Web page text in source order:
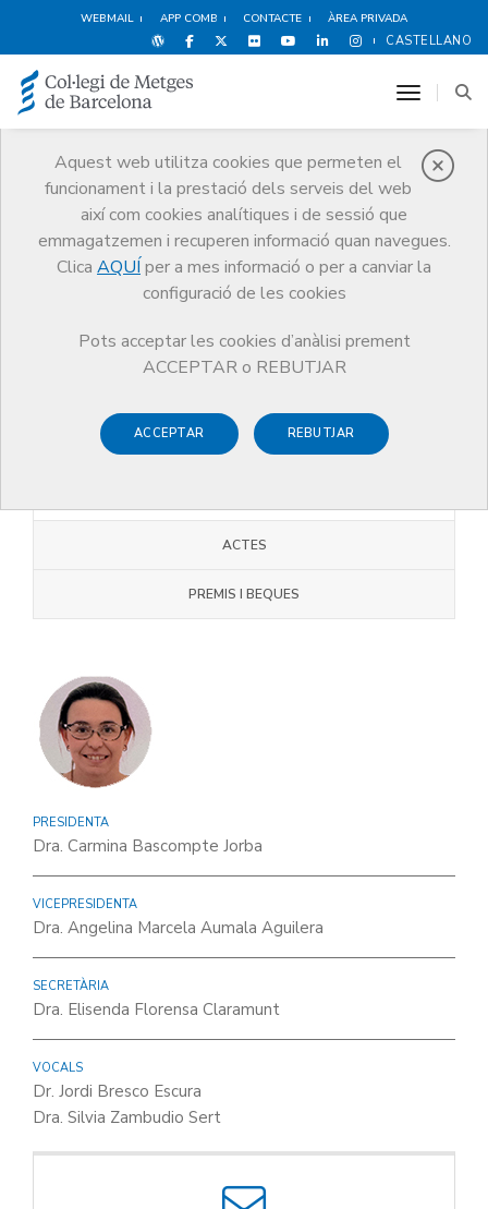
WEBMAIL APP COMB CONTACTE ÀREA PRIVADA
CASTELLANO
Aquest web utilitza cookies que permeten el
funcionament i la prestació dels serveis del web
així com cookies analítiques i de sessió que
emmagatzemen i recuperen informació quan navegues.
Clica AQUÍ per a mes informació o per a canviar la
configuració de les cookies
Pots acceptar les cookies d’anàlisi prement
ACCEPTAR o REBUTJAR
ACCEPTAR REBUTJAR
toggle
Qui som
Qui som Juntes Comarcals Anoia
Juntes Comarcals
Anoia
ACTES
PREMIS I BEQUES
PRESIDENTA
Dra. Carmina Bascompte Jorba
VICEPRESIDENTA
Dra. Angelina Marcela Aumala Aguilera
SECRETÀRIA
Dra. Elisenda Florensa Claramunt
VOCALS
Dr. Jordi Bresco Escura
Dra. Silvia Zambudio Sert